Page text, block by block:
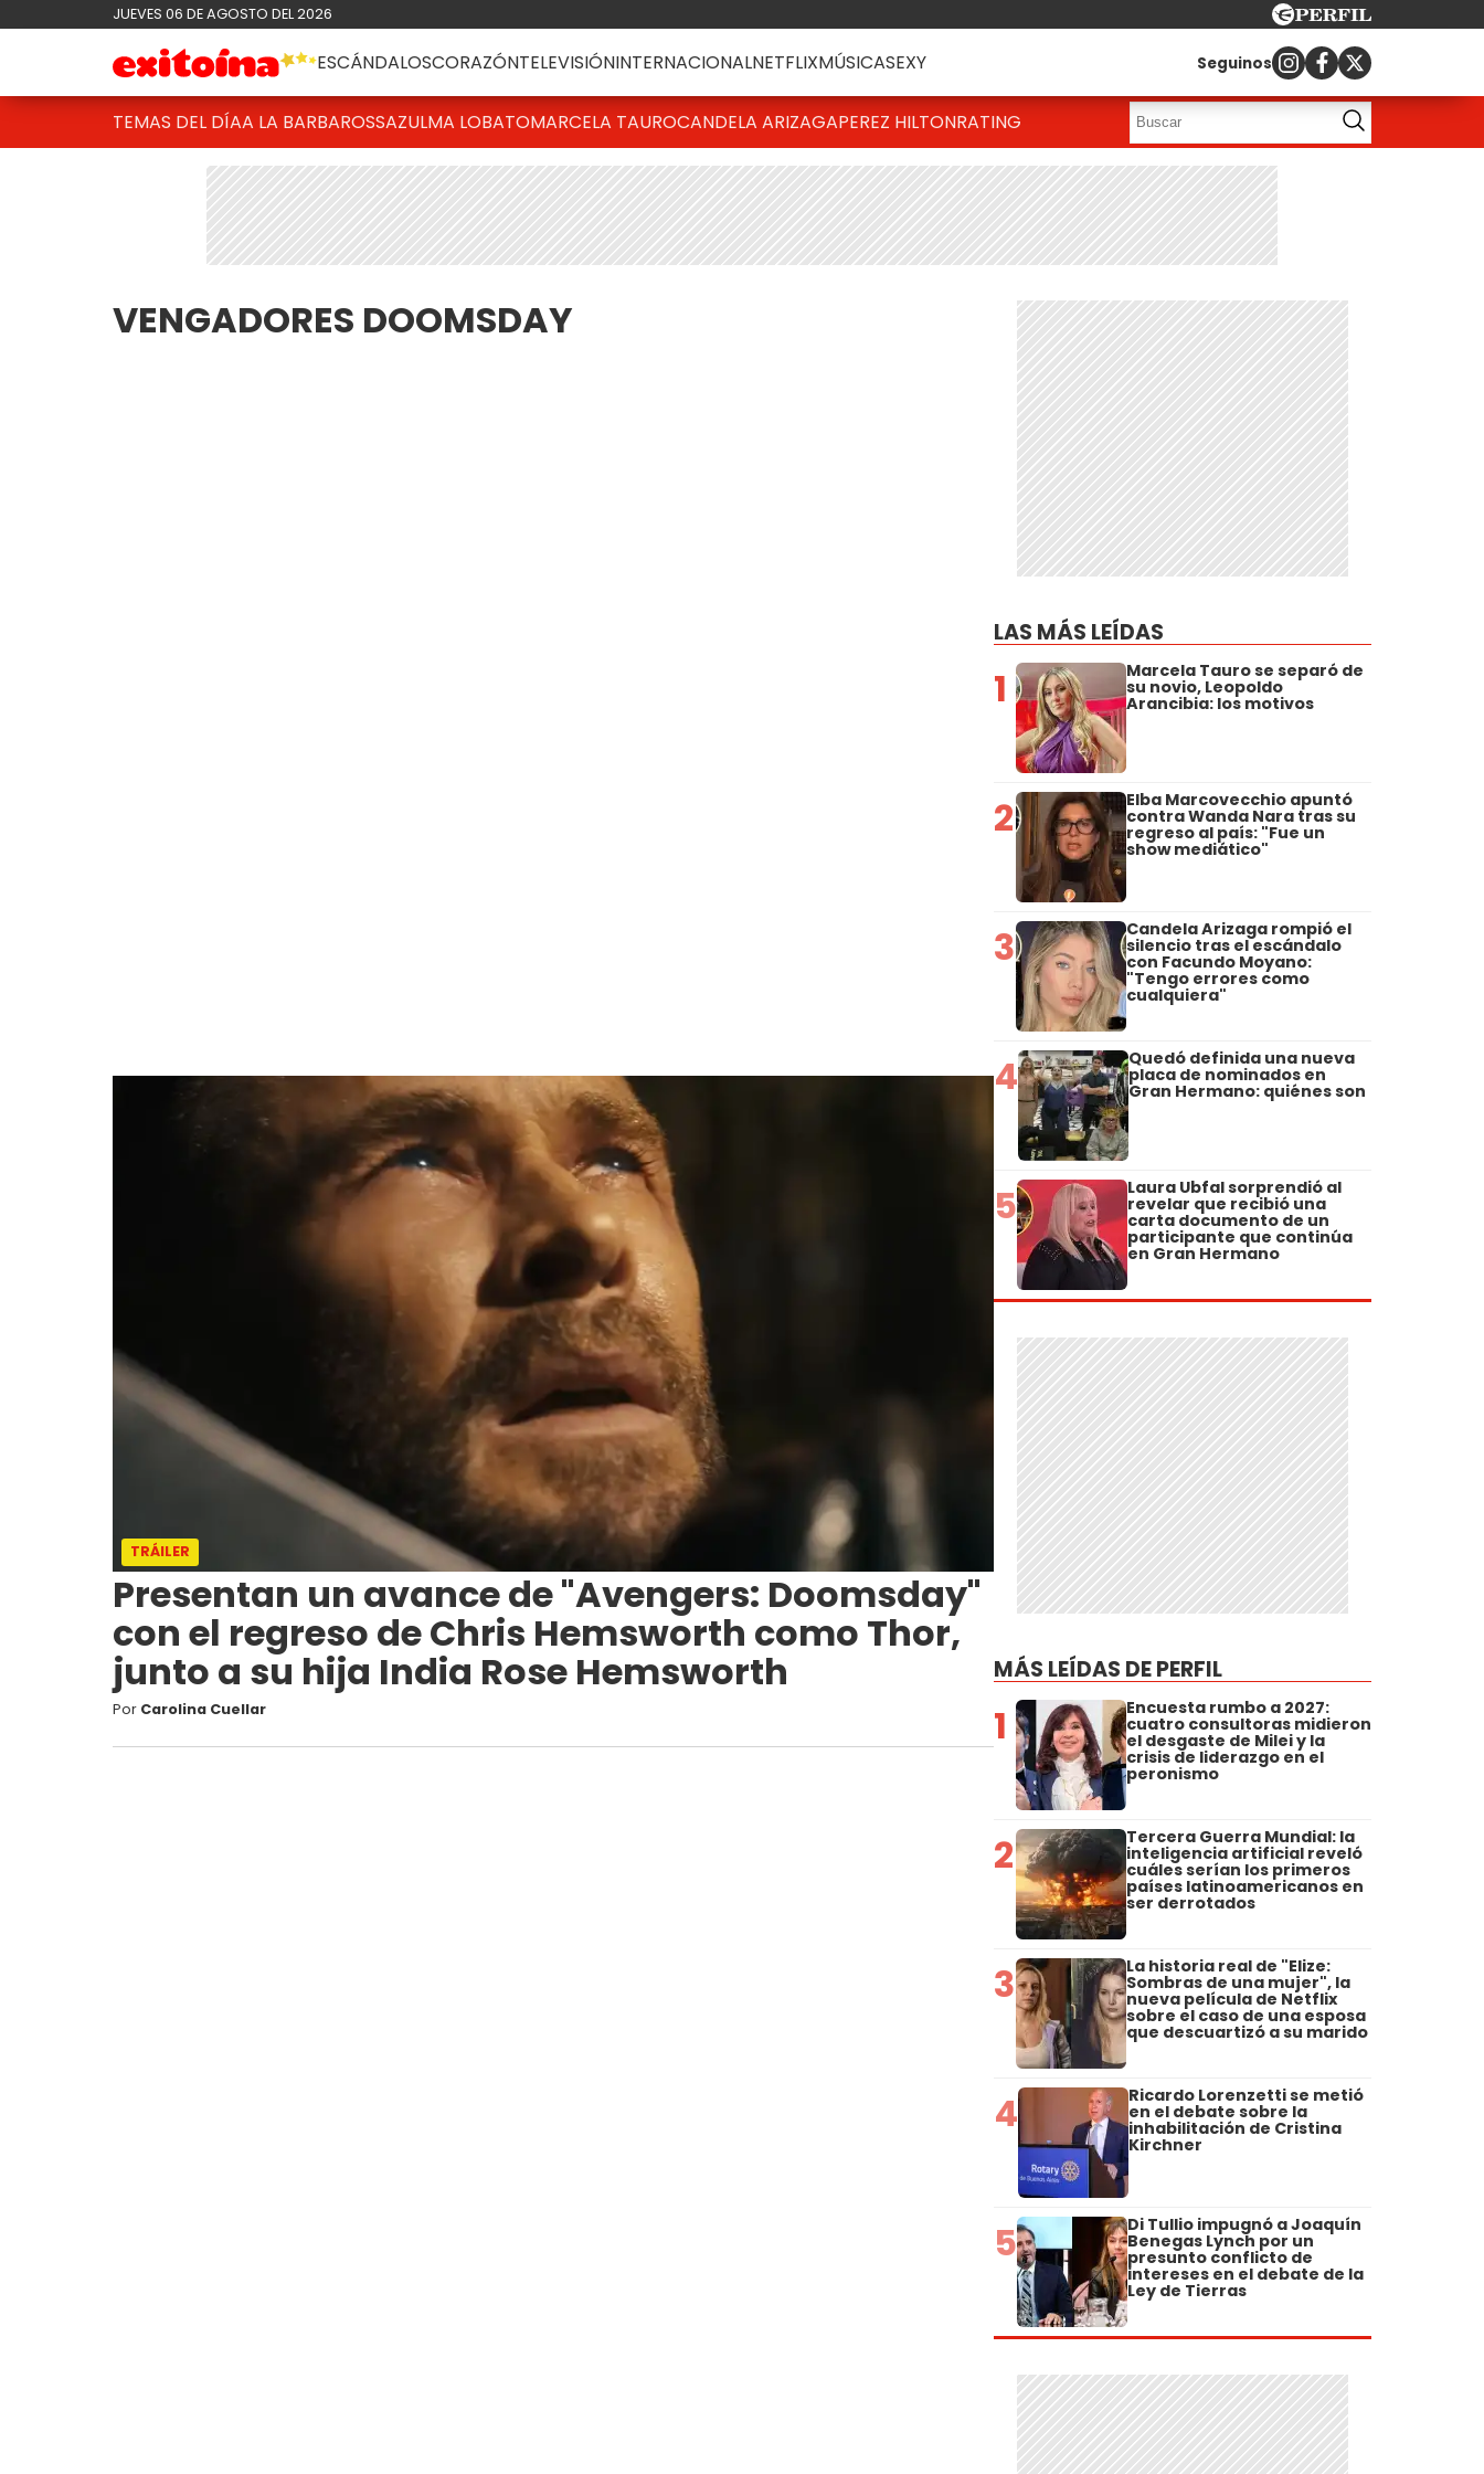
JUEVES 06 DE AGOSTO DEL 2026
ESCÁNDALOSCORAZÓNTELEVISIÓNINTERNACIONALNETFLIXMÚSICASEXY Seguinos
TEMAS DEL DÍAA LA BARBAROSSAZULMA LOBATOMARCELA TAUROCANDELA ARIZAGAPEREZ HILTONRATING
VENGADORES DOOMSDAY
TRÁILER
Presentan un avance de "Avengers: Doomsday"
con el regreso de Chris Hemsworth como Thor,
junto a su hija India Rose Hemsworth
Por Carolina Cuellar
LAS MÁS LEÍDAS
1 Marcela Tauro se separó de
su novio, Leopoldo
Arancibia: los motivos
2 Elba Marcovecchio apuntó
contra Wanda Nara tras su
regreso al país: "Fue un
show mediático"
3 Candela Arizaga rompió el
silencio tras el escándalo
con Facundo Moyano:
"Tengo errores como
cualquiera"
4 Quedó definida una nueva
placa de nominados en
Gran Hermano: quiénes son
5 Laura Ubfal sorprendió al
revelar que recibió una
carta documento de un
participante que continúa
en Gran Hermano
MÁS LEÍDAS DE PERFIL
1 Encuesta rumbo a 2027:
cuatro consultoras midieron
el desgaste de Milei y la
crisis de liderazgo en el
peronismo
2 Tercera Guerra Mundial: la
inteligencia artificial reveló
cuáles serían los primeros
países latinoamericanos en
ser derrotados
3 La historia real de "Elize:
Sombras de una mujer", la
nueva película de Netflix
sobre el caso de una esposa
que descuartizó a su marido
4 Ricardo Lorenzetti se metió
en el debate sobre la
inhabilitación de Cristina
Kirchner
5 Di Tullio impugnó a Joaquín
Benegas Lynch por un
presunto conflicto de
intereses en el debate de la
Ley de Tierras